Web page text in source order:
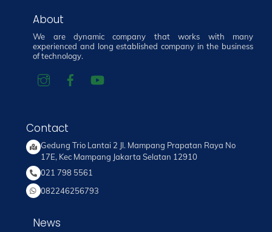
About
We are dynamic company that works with many
experienced and long established company in the business
of technology.
Contact
Gedung Trio Lantai 2 Jl. Mampang Prapatan Raya No
17E, Kec Mampang Jakarta Selatan 12910
021 798 5561
082246256793
News